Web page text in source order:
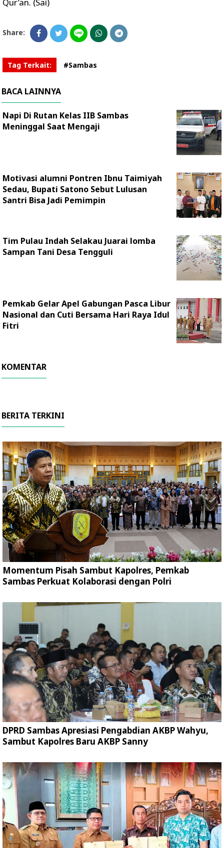
Share:
Tag Terkait: #Sambas
BACA LAINNYA
Napi Di Rutan Kelas IIB Sambas
Meninggal Saat Mengaji
Motivasi alumni Pontren Ibnu Taimiyah
Sedau, Bupati Satono Sebut Lulusan
Santri Bisa Jadi Pemimpin
Tim Pulau Indah Selakau Juarai lomba
Sampan Tani Desa Tengguli
Pemkab Gelar Apel Gabungan Pasca Libur
Nasional dan Cuti Bersama Hari Raya Idul
Fitri
KOMENTAR
BERITA TERKINI
Momentum Pisah Sambut Kapolres, Pemkab
Sambas Perkuat Kolaborasi dengan Polri
DPRD Sambas Apresiasi Pengabdian AKBP Wahyu,
Sambut Kapolres Baru AKBP Sanny